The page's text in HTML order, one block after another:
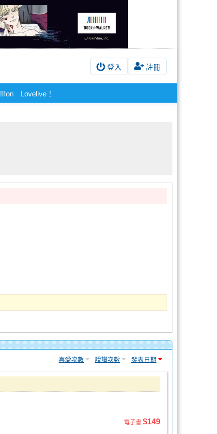
登入 註冊
Lovelive！
喜愛次數 說讚次數 發表日期
電子書 $149